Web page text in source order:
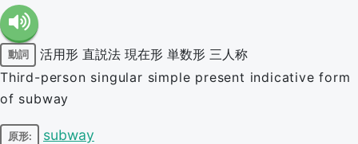
動詞 活用形 直説法 現在形 単数形 三人称
Third-person singular simple present indicative form
of subway
原形: subway